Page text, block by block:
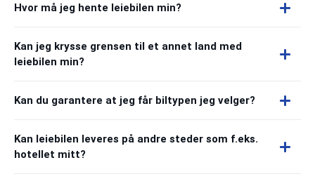
Hvor må jeg hente leiebilen min?
Kan jeg krysse grensen til et annet land med
leiebilen min?
Kan du garantere at jeg får biltypen jeg velger?
Kan leiebilen leveres på andre steder som f.eks.
hotellet mitt?